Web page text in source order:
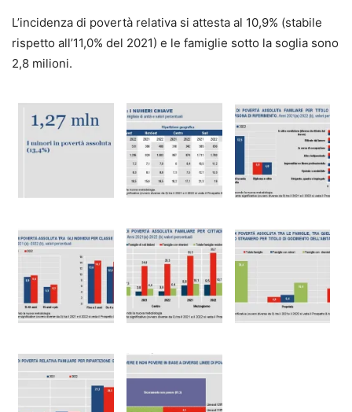
L’incidenza di povertà relativa si attesta al 10,9% (stabile
rispetto all’11,0% del 2021) e le famiglie sotto la soglia sono
2,8 milioni.